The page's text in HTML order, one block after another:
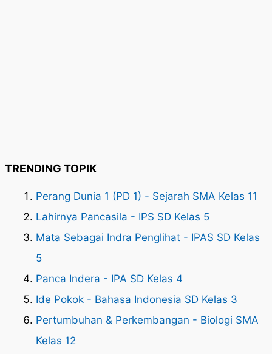
TRENDING TOPIK
Perang Dunia 1 (PD 1) - Sejarah SMA Kelas 11
Lahirnya Pancasila - IPS SD Kelas 5
Mata Sebagai Indra Penglihat - IPAS SD Kelas
5
Panca Indera - IPA SD Kelas 4
Ide Pokok - Bahasa Indonesia SD Kelas 3
Pertumbuhan & Perkembangan - Biologi SMA
Kelas 12